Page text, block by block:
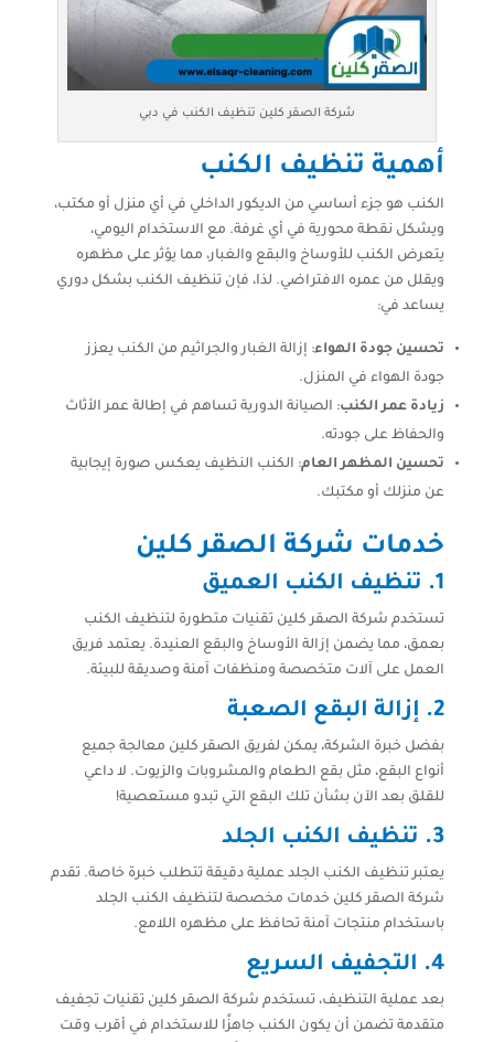
شركة الصقر كلين تنظيف الكنب في دبي
أهمية تنظيف الكنب
الكنب هو جزء أساسي من الديكور الداخلي في أي منزل أو مكتب،
ويشكل نقطة محورية في أي غرفة. مع الاستخدام اليومي،
يتعرض الكنب للأوساخ والبقع والغبار، مما يؤثر على مظهره
ويقلل من عمره الافتراضي. لذا، فإن تنظيف الكنب بشكل دوري
يساعد في:
تحسين جودة الهواء: إزالة الغبار والجراثيم من الكنب يعزز
جودة الهواء في المنزل.
زيادة عمر الكنب: الصيانة الدورية تساهم في إطالة عمر الأثاث
والحفاظ على جودته.
تحسين المظهر العام: الكنب النظيف يعكس صورة إيجابية
عن منزلك أو مكتبك.
خدمات شركة الصقر كلين
1. تنظيف الكنب العميق
تستخدم شركة الصقر كلين تقنيات متطورة لتنظيف الكنب
بعمق، مما يضمن إزالة الأوساخ والبقع العنيدة. يعتمد فريق
العمل على آلات متخصصة ومنظفات آمنة وصديقة للبيئة.
2. إزالة البقع الصعبة
بفضل خبرة الشركة، يمكن لفريق الصقر كلين معالجة جميع
أنواع البقع، مثل بقع الطعام والمشروبات والزيوت. لا داعي
للقلق بعد الآن بشأن تلك البقع التي تبدو مستعصية!
3. تنظيف الكنب الجلد
يعتبر تنظيف الكنب الجلد عملية دقيقة تتطلب خبرة خاصة. تقدم
شركة الصقر كلين خدمات مخصصة لتنظيف الكنب الجلد
باستخدام منتجات آمنة تحافظ على مظهره اللامع.
4. التجفيف السريع
بعد عملية التنظيف، تستخدم شركة الصقر كلين تقنيات تجفيف
متقدمة تضمن أن يكون الكنب جاهزًا للاستخدام في أقرب وقت